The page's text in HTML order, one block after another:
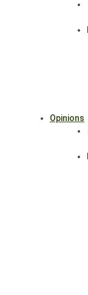
Opinions